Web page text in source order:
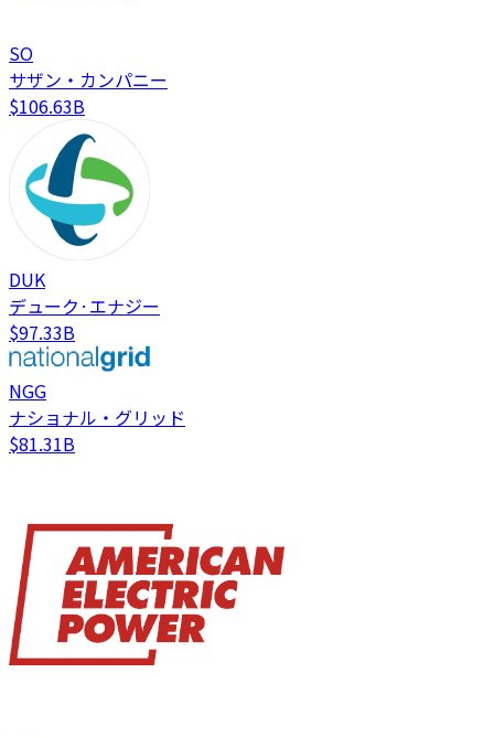
SO
サザン・カンパニー
$106.63B
DUK
デューク·エナジー
$97.33B
NGG
ナショナル・グリッド
$81.31B